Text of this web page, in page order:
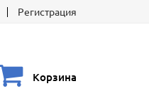
Регистрация
Корзина